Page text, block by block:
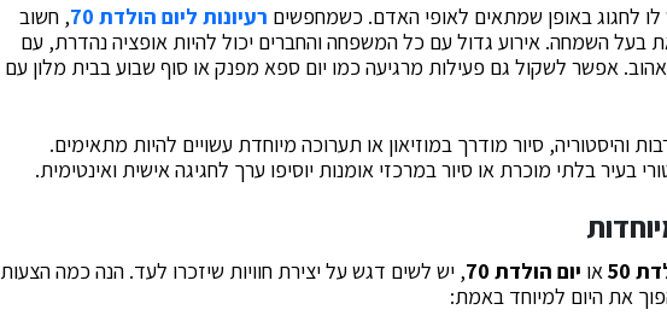
רעיונות ליום הולדת 70
, חשוב
השמחה. אירוע גדול עם כל המשפחה והחברים יכול להיות אופציה נהדרת, עם
אפשר לשקול גם פעילות מרגיעה כמו יום ספא מפנק או סוף שבוע בבית מלון עם
והיסטוריה, סיור מודרך במוזיאון או תערוכה מיוחדת עשויים להיות מתאימים.
בעיר בלתי מוכרת או סיור במרכזי אומנות יוסיפו ערך לחגיגה אישית ואינטימית.
50 או יום הולדת 70
, יש לשים דגש על יצירת חוויות שיזכרו לעד. הנה כמה הצעות
את היום למיוחד באמת: